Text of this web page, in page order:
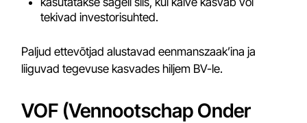
tekivad investorisuhted.
Paljud ettevõtjad alustavad eenmanszaak’ina ja
liiguvad tegevuse kasvades hiljem BV-le.
VOF (Vennootschap Onder